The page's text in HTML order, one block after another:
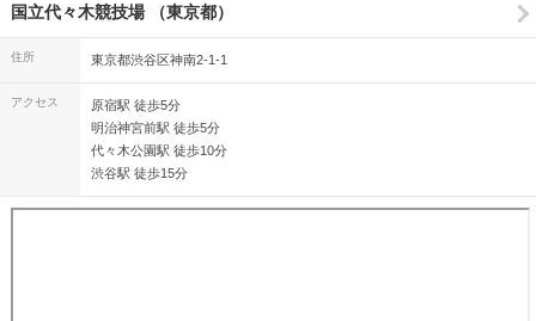
国立代々木競技場 （東京都）
住所 東京都渋谷区神南2-1-1
アクセス
原宿駅 徒歩5分
明治神宮前駅 徒歩5分
代々木公園駅 徒歩10分
渋谷駅 徒歩15分